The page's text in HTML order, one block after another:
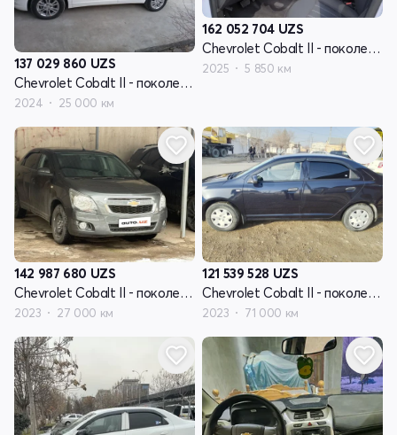
137 029 860 UZS
Chevrolet Cobalt II - поколение рестайлинг
2024 25 000 км
162 052 704 UZS
Chevrolet Cobalt II - поколение рестайлинг
2025 5 850 км
142 987 680 UZS
Chevrolet Cobalt II - поколение рестайлинг
2023 27 000 км
121 539 528 UZS
Chevrolet Cobalt II - поколение рестайлинг
2023 71 000 км